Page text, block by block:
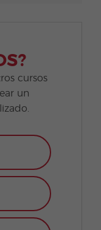
cursos
un